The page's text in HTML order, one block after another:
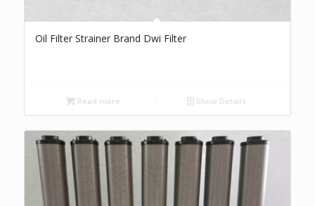
Oil Filter Strainer Brand Dwi Filter
Read more Show Details